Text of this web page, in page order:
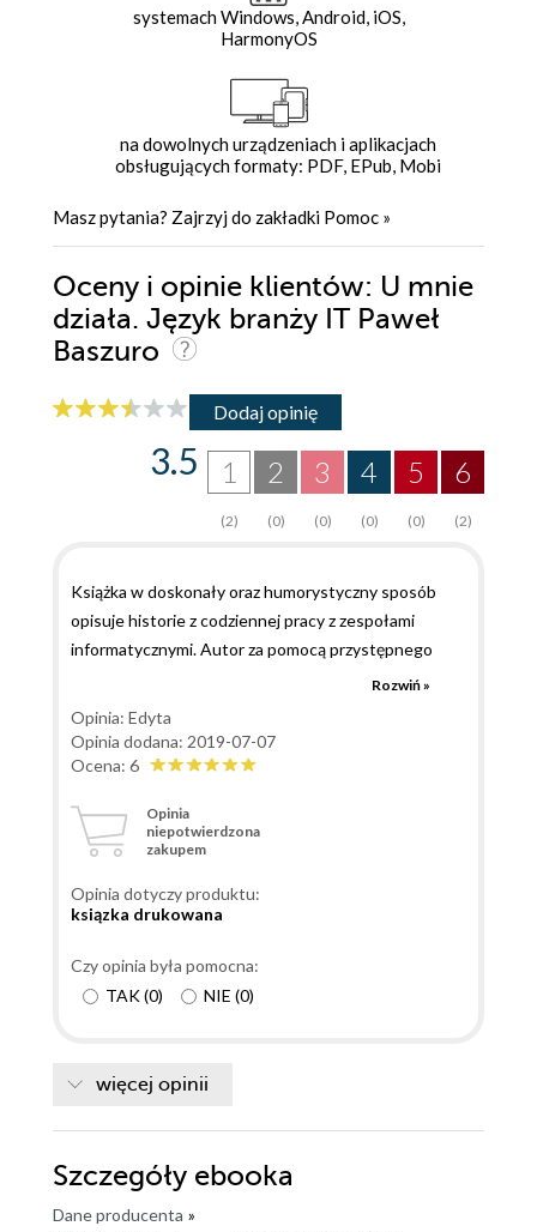
systemach Windows, Android, iOS,
HarmonyOS
na dowolnych urządzeniach i aplikacjach
obsługujących formaty: PDF, EPub, Mobi
Masz pytania? Zajrzyj do zakładki Pomoc »
Oceny i opinie klientów: U mnie
działa. Język branży IT Paweł
Baszuro
Dodaj opinię
6
(2)
5
(0)
4
(0)
3
(0)
2
(0)
1
(2)
3.5
Książka w doskonały oraz humorystyczny sposób
opisuje historie z codziennej pracy z zespołami
informatycznymi. Autor za pomocą przystępnego
języka oraz przykładów z życia codziennego opisuje w
informatyczne od tych podstawowych jak budowa
komputera poprzez bardziej skomplikowane jak
idealną pozycją dla osób pracujących z branżą IT, a nie
posiadających doświadczenia typowo technicznego
pomocą dla managerów zarządzających zespołami
technicznej bądź programistycznej.
Rozwiń »
Opinia: Edyta
Opinia dodana: 2019-07-07
Ocena: 6
Opinia
niepotwierdzona
zakupem
Opinia dotyczy produktu:
ksiązka drukowana
Czy opinia była pomocna:
TAK(0) NIE (0)
więcej opinii
Szczegóły ebooka
Dane producenta »